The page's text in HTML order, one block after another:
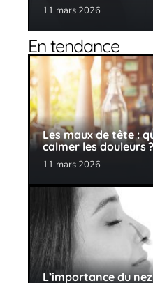
11 mars 2026
En tendance
Les maux de tête :
calmer les douleurs ?
11 mars 2026
L’importance du nez